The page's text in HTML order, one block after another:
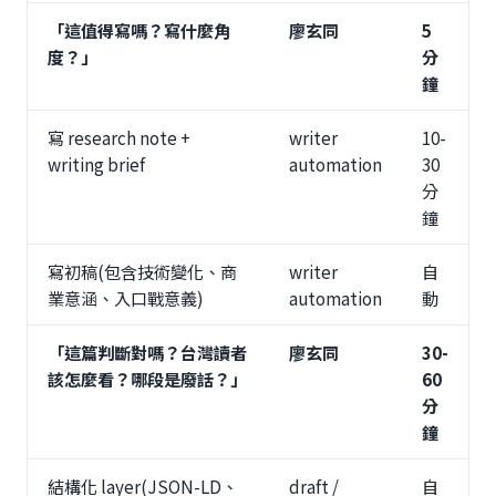
「這值得寫嗎？寫什麼角
度？」
廖玄同
5
分
鐘
寫 research note +
writing brief
writer
automation
10-
30
分
鐘
寫初稿(包含技術變化、商
業意涵、入口戰意義)
writer
automation
自
動
「這篇判斷對嗎？台灣讀者
該怎麼看？哪段是廢話？」
廖玄同
30-
60
分
鐘
結構化 layer(JSON-LD、 draft / 自